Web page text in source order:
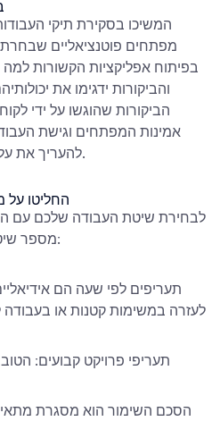
המשיכו בסקירת תיקי
מפתחים פוטנציאליים
בפיתוח אפליקציות הקשורות
והביקורות ידגימו את
הביקורות שהוגשו על ידי
אמינות המפתחים וגישת
להעריך את עלות שכירת מפתח אפליקציות.
4. החליטו
לבחירת שיטת העבודה שלכם עם
מספר שיטות לשכירת מפתחים, ביניהן:
תעריפים לפי שעה הם
לעזרה במשימות קטנות או
תעריפי פרויקט קבועים:
הסכם השימור הוא מסגרת